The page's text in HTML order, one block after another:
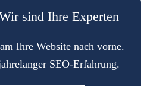
sind Ihre Experten
Ihre Website nach vorne.
SEO-Erfahrung.